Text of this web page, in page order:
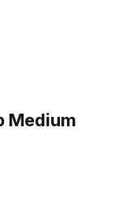
Medium